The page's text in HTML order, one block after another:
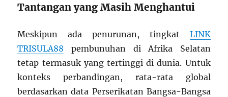
Tantangan yang Masih Menghantui
Meskipun ada penurunan, tingkat LINK
TRISULA88 pembunuhan di Afrika Selatan
tetap termasuk yang tertinggi di dunia. Untuk
konteks perbandingan, rata-rata global
berdasarkan data Perserikatan Bangsa-Bangsa